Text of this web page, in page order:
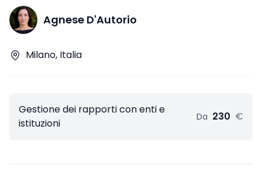
Agnese D'Autorio
Milano, Italia
Gestione dei rapporti con enti e
istituzioni
Da 230 €